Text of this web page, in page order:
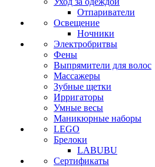
Отпариватели
Освещение
Ночники
Электробритвы
Фены
Выпрямители для волос
Массажеры
Зубные щетки
Ирригаторы
Умные весы
Маникюрные наборы
LEGO
Брелоки
LABUBU
Сертификаты